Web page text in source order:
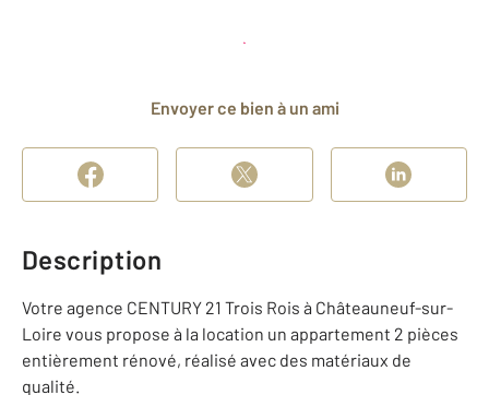
Envoyer ce bien à un ami
Description
Votre agence CENTURY 21 Trois Rois à Châteauneuf-sur-
Loire vous propose à la location un appartement 2 pièces
entièrement rénové, réalisé avec des matériaux de
qualité.